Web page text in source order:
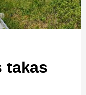
takas